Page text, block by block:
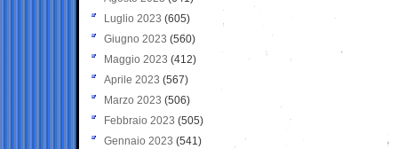
Luglio 2023 (605)
Giugno 2023 (560)
Maggio 2023 (412)
Aprile 2023 (567)
Marzo 2023 (506)
Febbraio 2023 (505)
Gennaio 2023 (541)